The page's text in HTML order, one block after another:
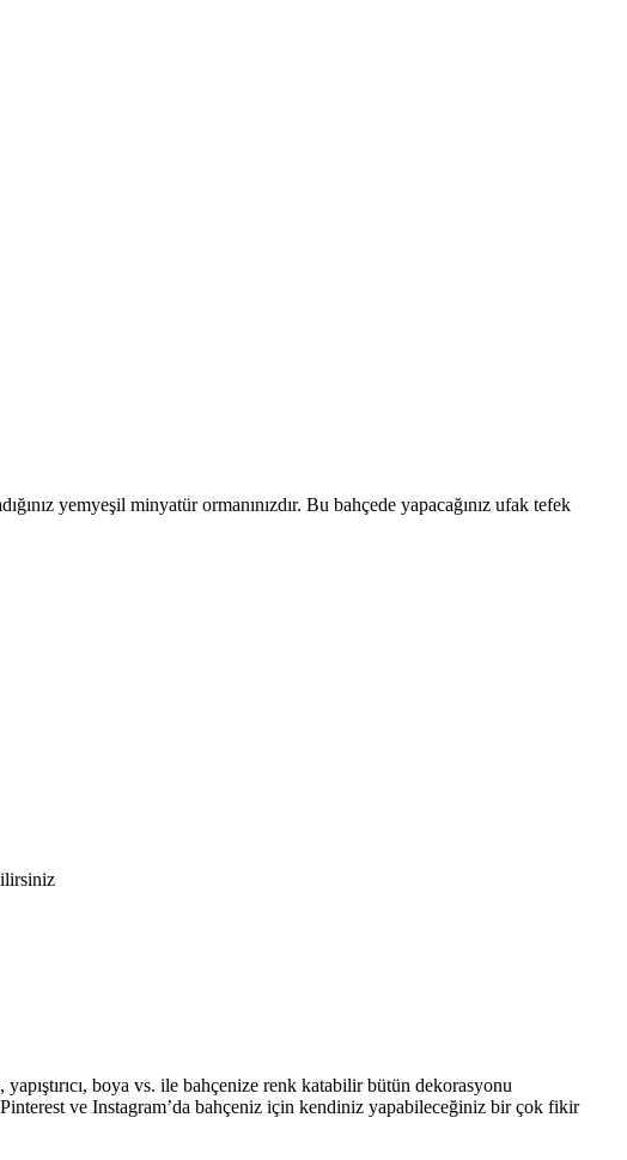
yemyeşil minyatür ormanınızdır. Bu bahçede yapacağınız ufak tefek
boya vs. ile bahçenize renk katabilir bütün dekorasyonu
ve Instagram’da bahçeniz için kendiniz yapabileceğiniz bir çok fikir